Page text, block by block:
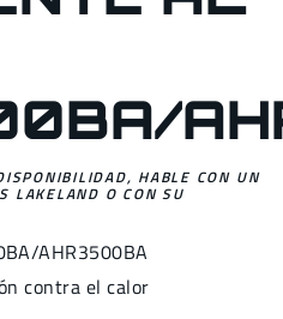
HABLE CON UN
LAKELAND O CON SU
AHR3500BA
contra el calor